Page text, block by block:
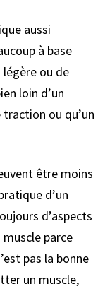
aussi
à base
légère ou de
loin d’un
ou qu’un
être moins
d’un
d’aspects
parce
pas la bonne
un muscle,